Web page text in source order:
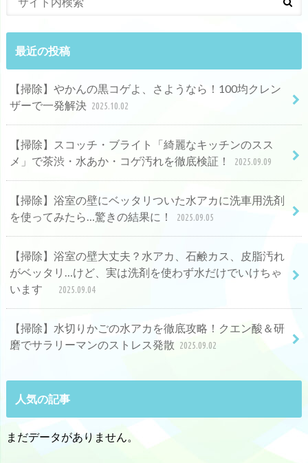
最近の投稿
【掃除】やかんの黒コゲよ、さようなら！100均クレン
ザーで一発解決 2025.10.02
【掃除】スコッチ・ブライト「綺麗なキッチンのスス
メ」で茶渋・水あか・コゲ汚れを徹底検証！
2025.09.09
【掃除】浴室の壁にベッタリついた水アカに洗車用洗剤
を使ってみたら…驚きの結果に！
2025.09.05
【掃除】浴室の壁大丈夫？水アカ、石鹸カス、皮脂汚れ
がベッタリ…けど、実は洗剤を使わず水だけでいけちゃ
います
2025.09.04
【掃除】水切りかごの水アカを徹底攻略！クエン酸＆研
磨でサラリーマンのストレス発散 2025.09.02
人気の記事
まだデータがありません。